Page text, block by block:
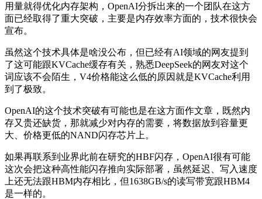
用量就得优化内存架构，OpenAI分拆出来的一个团队在这方
面已经取得了重大突破，主要是内存效率方面的，技术很快会
宣布。
虽然这个技术具体是啥没公布，但已经有AI领域的网友提到
了这可能跟KVCache缓存有关，熟悉DeepSeek的网友对这个
词应该不会陌生，V4价格能这么低的原因就是KVCache利用
到了极致。
OpenAI的这个技术突破有可能也是在这方面作文章，既然内
存又贵还缺货，那就减少对内存的需要，将数据放到容量更
大、价格更低的NAND闪存芯片上。
如果再联系到业界此前在研究的HBF闪存，OpenAI很有可能
这次会把这种高性能闪存推向实际部署，虽然延迟、写入速度
上还无法跟HBM内存相比，但1638GB/s的读写带宽跟HBM4
是一样的。